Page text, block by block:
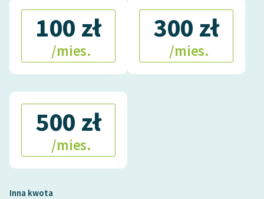
100 zł
/mies.
300 zł
/mies.
500 zł
/mies.
Inna kwota